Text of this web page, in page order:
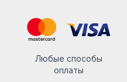
Любые способы
оплаты